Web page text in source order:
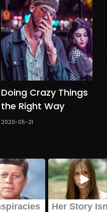
Doing Crazy Things
the Right Way
2020-05-21